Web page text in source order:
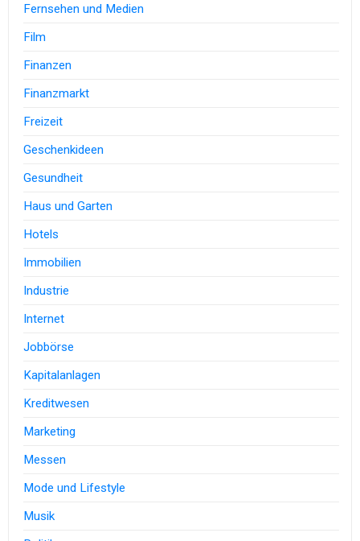
Fernsehen und Medien
Film
Finanzen
Finanzmarkt
Freizeit
Geschenkideen
Gesundheit
Haus und Garten
Hotels
Immobilien
Industrie
Internet
Jobbörse
Kapitalanlagen
Kreditwesen
Marketing
Messen
Mode und Lifestyle
Musik